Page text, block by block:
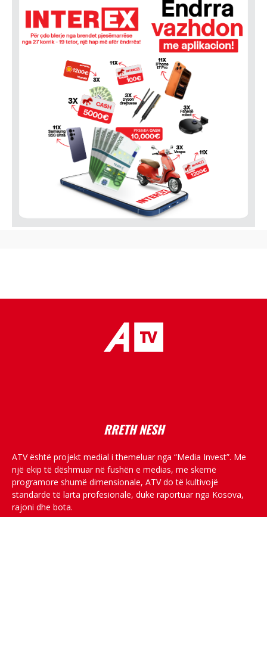
RRETH NESH
ATV është projekt medial i themeluar nga “Media Invest”. Me
një ekip të dëshmuar në fushën e medias, me skemë
programore shumë dimensionale, ATV do të kultivojë
standarde të larta profesionale, duke raportuar nga Kosova,
rajoni dhe bota.